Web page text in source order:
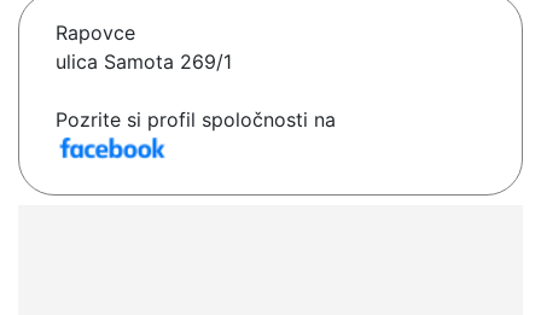
Rapovce
ulica Samota 269/1
Pozrite si profil spoločnosti na